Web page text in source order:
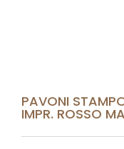
PAVONI
IMPR. ROSSO